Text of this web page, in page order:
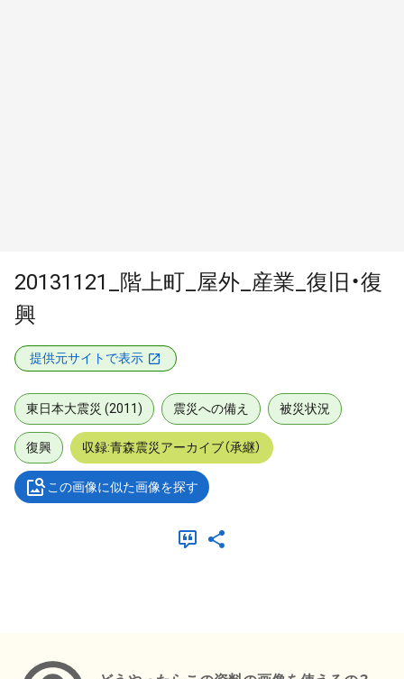
20131121_階上町_屋外_産業_復旧・復
興
提供元サイトで表示
東日本大震災 (2011) 震災への備え 被災状況
復興 収録:青森震災アーカイブ（承継）
この画像に似た画像を探す